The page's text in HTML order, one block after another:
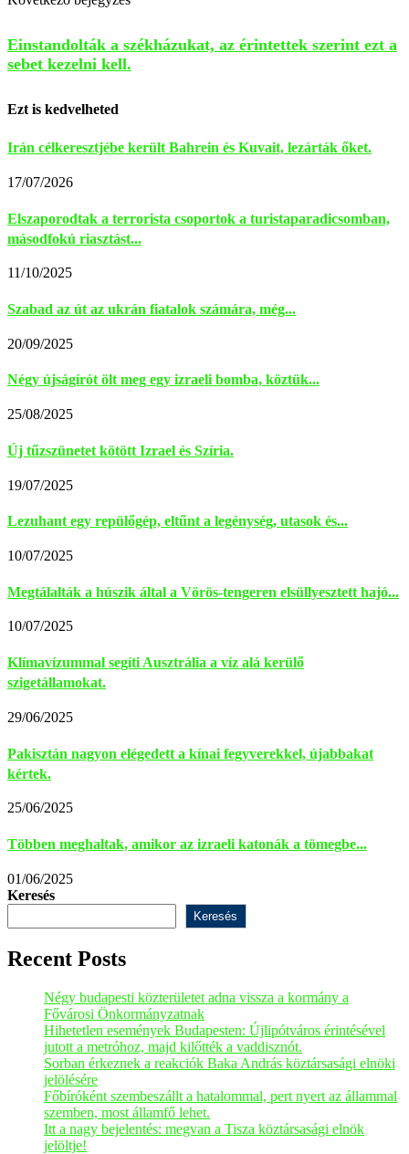
Einstandolták a székházukat, az érintettek szerint ezt a
sebet kezelni kell.
Ezt is kedvelheted
Irán célkeresztjébe került Bahrein és Kuvait, lezárták őket.
17/07/2026
Elszaporodtak a terrorista csoportok a turistaparadicsomban,
másodfokú riasztást...
11/10/2025
Szabad az út az ukrán fiatalok számára, még...
20/09/2025
Négy újságírót ölt meg egy izraeli bomba, köztük...
25/08/2025
Új tűzszünetet kötött Izrael és Szíria.
19/07/2025
Lezuhant egy repülőgép, eltűnt a legénység, utasok és...
10/07/2025
Megtálalták a húszik által a Vörös-tengeren elsüllyesztett hajó...
10/07/2025
Klímavízummal segíti Ausztrália a víz alá kerülő
szigetállamokat.
29/06/2025
Pakisztán nagyon elégedett a kínai fegyverekkel, újabbakat
kértek.
25/06/2025
Többen meghaltak, amikor az izraeli katonák a tömegbe...
01/06/2025
Keresés
Keresés
Recent Posts
Négy budapesti közterületet adna vissza a kormány a
Fővárosi Önkormányzatnak
Hihetetlen események Budapesten: Újlipótváros érintésével
jutott a metróhoz, majd kilőtték a vaddisznót.
Sorban érkeznek a reakciók Baka András köztársasági elnöki
jelölésére
Főbíróként szembeszállt a hatalommal, pert nyert az állammal
szemben, most államfő lehet.
Itt a nagy bejelentés: megvan a Tisza köztársasági elnök
jelöltje!